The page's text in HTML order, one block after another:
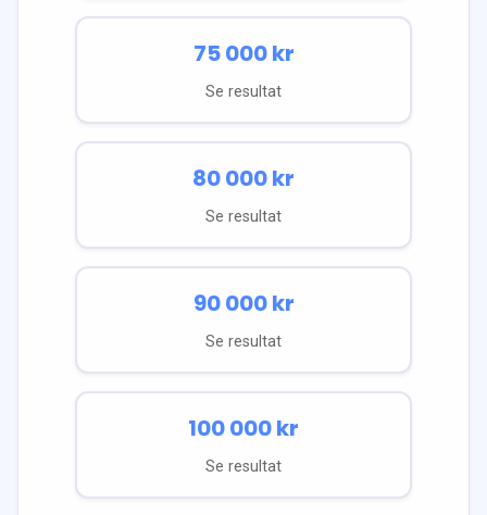
75 000kr
Se resultat
80 000kr
Se resultat
90 000kr
Se resultat
100 000kr
Se resultat